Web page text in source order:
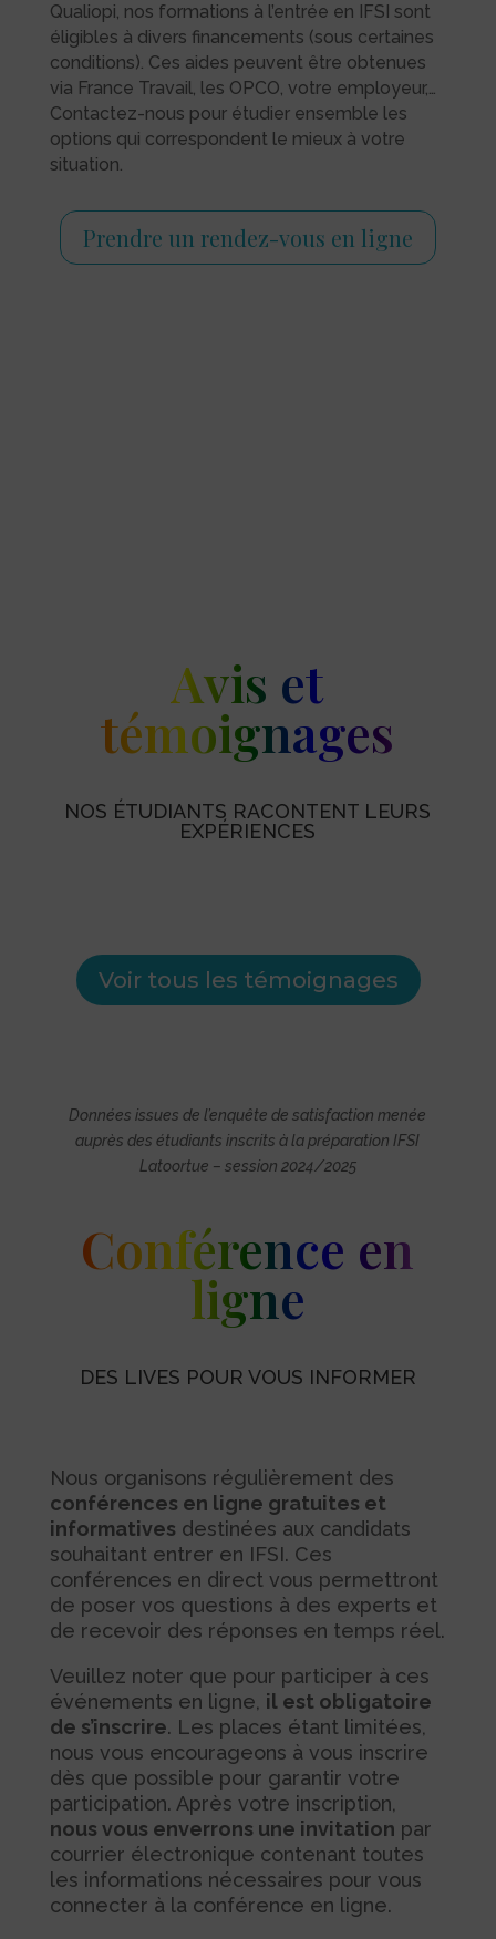
Qualiopi, nos formations à l’entrée en IFSI sont
éligibles à divers financements (sous certaines
conditions). Ces aides peuvent être obtenues
via France Travail, les OPCO, votre employeur,…
Contactez-nous pour étudier ensemble les
options qui correspondent le mieux à votre
situation.
Prendre un rendez-vous en ligne
Avis et
témoignages
NOS ÉTUDIANTS RACONTENT LEURS
EXPÉRIENCES
Voir tous les témoignages
Données issues de l’enquête de satisfaction menée
auprès des étudiants inscrits à la préparation IFSI
Latoortue – session 2024/2025
Conférence en
ligne
DES LIVES POUR VOUS INFORMER
Nous organisons régulièrement des
conférences en ligne gratuites et
informatives destinées aux candidats
souhaitant entrer en IFSI. Ces
conférences en direct vous permettront
de poser vos questions à des experts et
de recevoir des réponses en temps réel.
Veuillez noter que pour participer à ces
événements en ligne, il est obligatoire
de s’inscrire. Les places étant limitées,
nous vous encourageons à vous inscrire
dès que possible pour garantir votre
participation. Après votre inscription,
nous vous enverrons une invitation par
courrier électronique contenant toutes
les informations nécessaires pour vous
connecter à la conférence en ligne.